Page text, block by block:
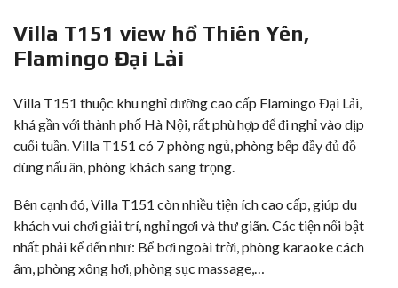
Villa T151 view hồ Thiên Yên,
Flamingo Đại Lải
Villa T151 thuộc khu nghỉ dưỡng cao cấp Flamingo Đại Lải,
khá gần với thành phố Hà Nội, rất phù hợp để đi nghỉ vào dịp
cuối tuần. Villa T151 có 7 phòng ngủ, phòng bếp đầy đủ đồ
dùng nấu ăn, phòng khách sang trọng.
Bên cạnh đó, Villa T151 còn nhiều tiện ích cao cấp, giúp du
khách vui chơi giải trí, nghỉ ngơi và thư giãn. Các tiện nổi bật
nhất phải kể đến như: Bể bơi ngoài trời, phòng karaoke cách
âm, phòng xông hơi, phòng sục massage,…